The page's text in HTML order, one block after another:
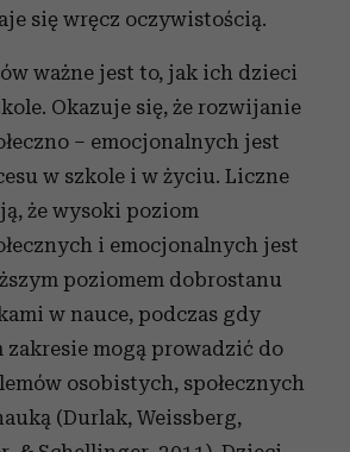
się wręcz oczywistością.
ważne jest to, jak ich dzieci
Okazuje się, że rozwijanie
– emocjonalnych jest
w szkole i w życiu. Liczne
że wysoki poziom
i emocjonalnych jest
poziomem dobrostanu
w nauce, podczas gdy
mogą prowadzić do
osobistych, społecznych
(Durlak, Weissberg,